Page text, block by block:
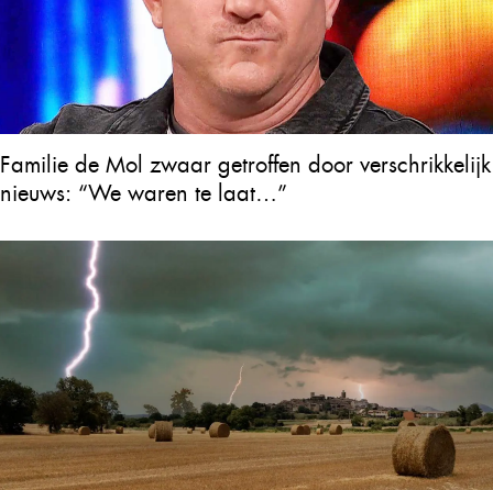
Familie de Mol zwaar getroffen door verschrikkelijk
nieuws: “We waren te laat…”